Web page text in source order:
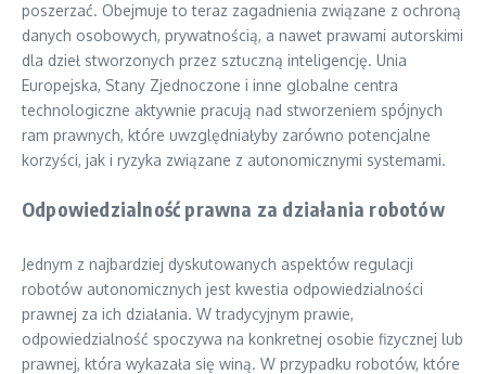
poszerzać. Obejmuje to teraz zagadnienia związane z ochroną
danych osobowych, prywatnością, a nawet prawami autorskimi
dla dzieł stworzonych przez sztuczną inteligencję. Unia
Europejska, Stany Zjednoczone i inne globalne centra
technologiczne aktywnie pracują nad stworzeniem spójnych
ram prawnych, które uwzględniałyby zarówno potencjalne
korzyści, jak i ryzyka związane z autonomicznymi systemami.
Odpowiedzialność prawna za działania robotów
Jednym z najbardziej dyskutowanych aspektów regulacji
robotów autonomicznych jest kwestia odpowiedzialności
prawnej za ich działania. W tradycyjnym prawie,
odpowiedzialność spoczywa na konkretnej osobie fizycznej lub
prawnej, która wykazała się winą. W przypadku robotów, które